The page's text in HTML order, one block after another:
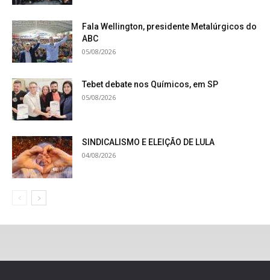
Fala Wellington, presidente Metalúrgicos do
ABC
05/08/2026
Tebet debate nos Químicos, em SP
05/08/2026
SINDICALISMO E ELEIÇÃO DE LULA
04/08/2026